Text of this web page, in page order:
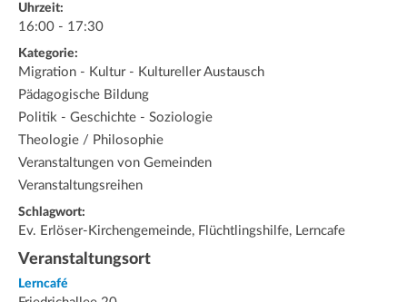
Uhrzeit:
16:00 - 17:30
Kategorie:
Migration - Kultur - Kultureller Austausch
Pädagogische Bildung
Politik - Geschichte - Soziologie
Theologie / Philosophie
Veranstaltungen von Gemeinden
Veranstaltungsreihen
Schlagwort:
Ev. Erlöser-Kirchengemeinde, Flüchtlingshilfe, Lerncafe
Veranstaltungsort
Lerncafé